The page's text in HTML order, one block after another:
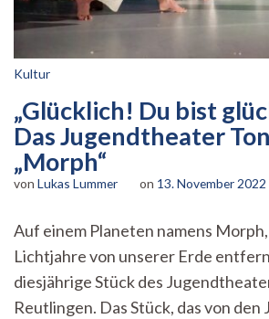
Kultur
„Glücklich! Du bist
Das Jugendtheater
„Morph“
von Lukas Lummer on 13. November 2022
Auf einem Planeten namens
Lichtjahre von unserer Erde
diesjährige Stück des
Reutlingen. Das Stück, das von den